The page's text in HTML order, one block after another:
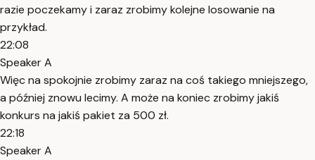
razie poczekamy i zaraz zrobimy kolejne losowanie na
przykład.
22:08
Speaker A
Więc na spokojnie zrobimy zaraz na coś takiego mniejszego,
a później znowu lecimy. A może na koniec zrobimy jakiś
konkurs na jakiś pakiet za 500 zł.
22:18
Speaker A